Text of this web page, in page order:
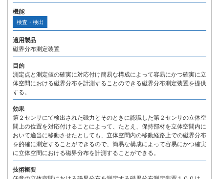
機能
検査・検出
適用製品
磁界分布測定装置
目的
測定点と測定値の確実に対応付け簡易な構成によって容易にかつ確実に立
体空間における磁界分布を計測することのできる磁界分布測定装置を提供
する。
効果
第２センサにて検出された磁力とそのときに認識した第２センサの立体空
間上の位置を対応付けることによって、たとえ、保持部材を立体空間内に
おいて適当に移動させたとしても、立体空間内の移動経路上での磁界分布
を的確に測定することができるので、簡易な構成によって容易にかつ確実
に立体空間における磁界分布を計測することができる。
技術概要